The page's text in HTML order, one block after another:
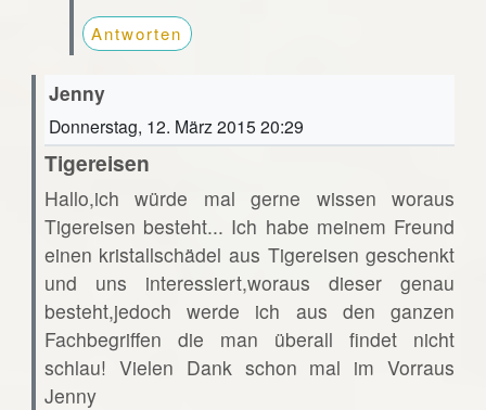
Antworten
Jenny
Donnerstag, 12. März 2015 20:29
Tigereisen
Hallo,ich würde mal gerne wissen woraus
Tigereisen besteht... Ich habe meinem Freund
einen kristallschädel aus Tigereisen geschenkt
und uns interessiert,woraus dieser genau
besteht,jedoch werde ich aus den ganzen
Fachbegriffen die man überall findet nicht
schlau! Vielen Dank schon mal im Vorraus
Jenny